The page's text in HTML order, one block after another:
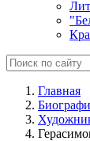
Главная